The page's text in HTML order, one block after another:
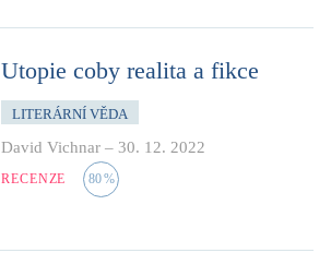
Utopie coby realita a fikce
LITERÁRNÍ VĚDA
David Vichnar – 30. 12. 2022
RECENZE 80%